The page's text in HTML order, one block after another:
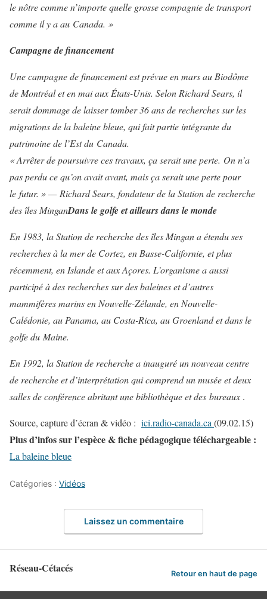
le nôtre comme n’importe quelle grosse compagnie de transport
comme il y a au Canada. »
Campagne de financement
Une campagne de financement est prévue en mars au Biodôme
de Montréal et en mai aux États-Unis. Selon Richard Sears, il
serait dommage de laisser tomber 36 ans de recherches sur les
migrations de la baleine bleue, qui fait partie intégrante du
patrimoine de l’Est du Canada.
« Arrêter de poursuivre ces travaux, ça serait une perte. On n’a
pas perdu ce qu’on avait avant, mais ça serait une perte pour
le futur. »— Richard Sears, fondateur de la Station de recherche
des îles MinganDans le golfe et ailleurs dans le monde
En 1983, la Station de recherche des îles Mingan a étendu ses
recherches à la mer de Cortez, en Basse-Californie, et plus
récemment, en Islande et aux Açores. L’organisme a aussi
participé à des recherches sur des baleines et d’autres
mammifères marins en Nouvelle-Zélande, en Nouvelle-
Calédonie, au Panama, au Costa-Rica, au Groenland et dans le
golfe du Maine.
En 1992, la Station de recherche a inauguré un nouveau centre
de recherche et d’interprétation qui comprend un musée et deux
salles de conférence abritant une bibliothèque et des bureaux .
Source, capture d’écran & vidéo : ici.radio-canada.ca (09.02.15)
Plus d’infos sur l’espèce & fiche pédagogique téléchargeable :
La baleine bleue
Catégories : Vidéos
Laissez un commentaire
Réseau-Cétacés Retour en haut de page